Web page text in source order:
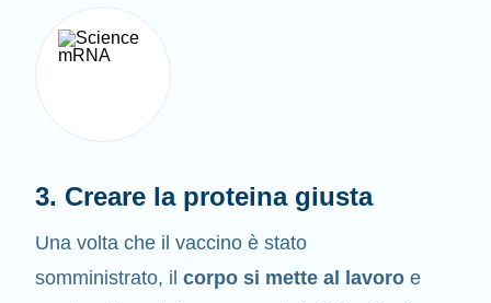
3. Creare la proteina giusta
Una volta che il vaccino è stato
somministrato, il corpo si mette al lavoro e